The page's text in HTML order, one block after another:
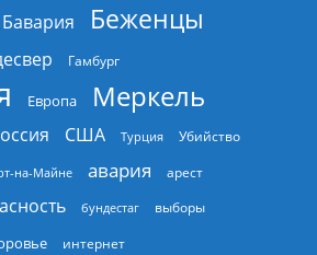
Бавария
Беженцы
Гамбург
Европа Меркель
США Турция Убийство
на-Майне авария арест
бундестаг выборы
интернет